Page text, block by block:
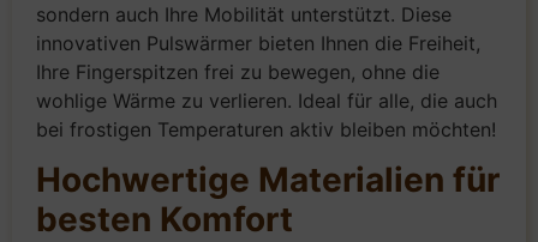
sondern auch Ihre Mobilität unterstützt. Diese
innovativen Pulswärmer bieten Ihnen die Freiheit,
Ihre Fingerspitzen frei zu bewegen, ohne die
wohlige Wärme zu verlieren. Ideal für alle, die auch
bei frostigen Temperaturen aktiv bleiben möchten!
Hochwertige Materialien für
besten Komfort